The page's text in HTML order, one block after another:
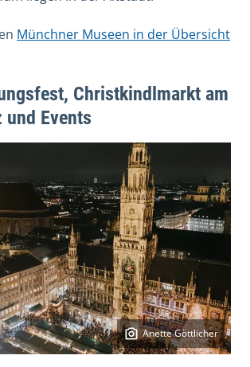
Münchner Museen in der Übersicht
Christkindlmarkt am
Events
Anette Göttlicher